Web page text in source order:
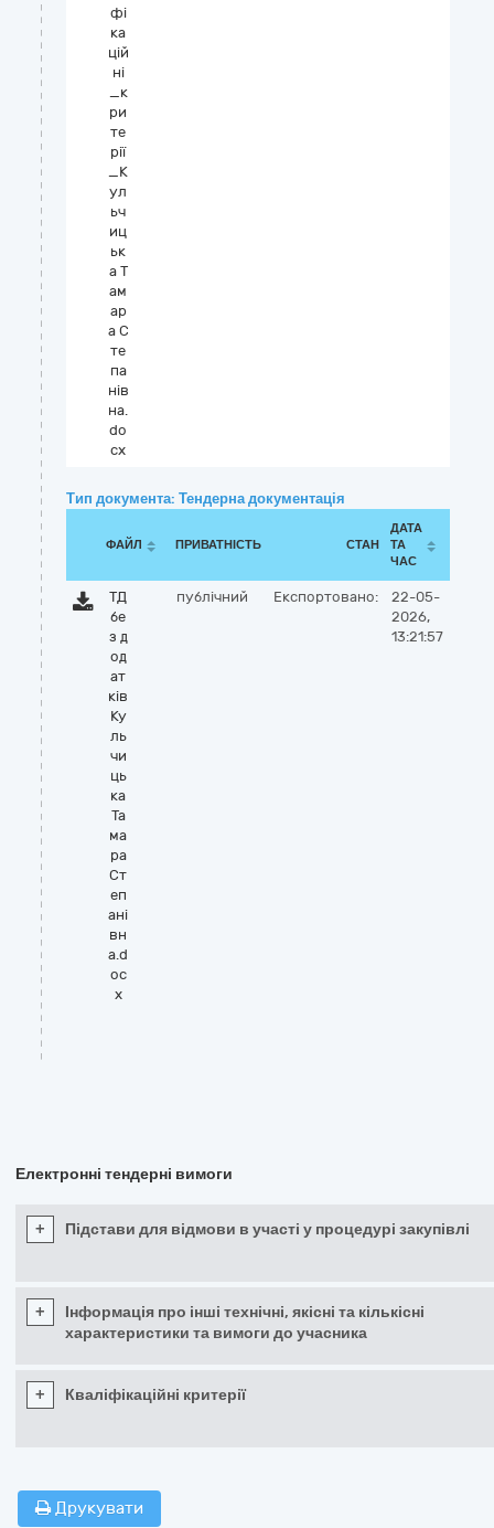
фі
ка
цій
ні
_к
ри
те
рії
_К
ул
ьч
иц
ьк
а Т
ам
ар
а С
те
па
нів
на.
do
cx
Тип документа: Тендерна документація
ФАЙЛ ПРИВАТНІСТЬ СТАН
ДАТА
ТА
ЧАС
ТД
бе
з д
од
ат
ків
Ку
ль
чи
ць
ка
Та
ма
ра
Ст
еп
ані
вн
а.d
oc
x
публічний Експортовано:
22-05-
2026,
13:21:57
Електронні тендерні вимоги
+ Підстави для відмови в участі у процедурі закупівлі
+
Інформація про інші технічні, якісні та кількісні
характеристики та вимоги до учасника
+ Кваліфікаційні критерії
Друкувати